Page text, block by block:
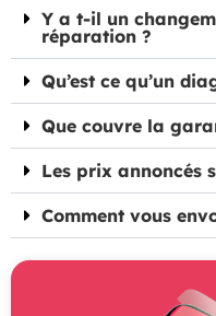
Y a t-il un
réparation ?
Qu’est ce qu’un
Que couvre la
Les prix annoncés
Comment vous